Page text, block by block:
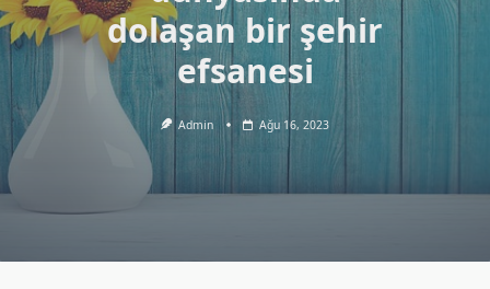
dolaşan bir şehir
efsanesi
Admin Ağu 16, 2023